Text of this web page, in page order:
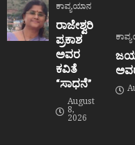
ಕಾವ್ಯಯಾನ
ರಾಜೇಶ್ವರಿ
ಪ್ರಕಾಶ
ಅವರ
ಕವಿತೆ
“ಸಾಧನೆ”
August
8,
2026